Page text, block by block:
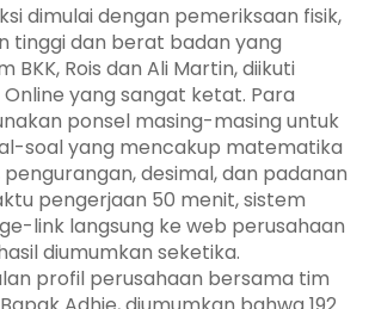
dimulai dengan pemeriksaan fisik,
tinggi dan berat badan yang
BKK, Rois dan Ali Martin, diikuti
yang sangat ketat. Para
ponsel masing-masing untuk
soal yang mencakup matematika
desimal, dan padanan
pengerjaan 50 menit, sistem
link langsung ke web perusahaan
diumumkan seketika.
profil perusahaan bersama tim